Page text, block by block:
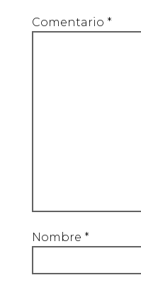
Comentario *
Nombre *